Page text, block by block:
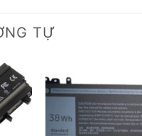
TỰ